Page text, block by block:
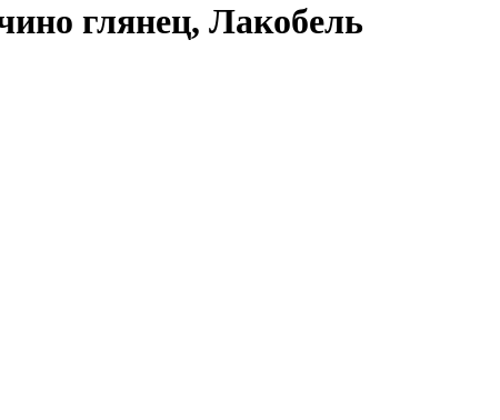
глянец, Лакобель